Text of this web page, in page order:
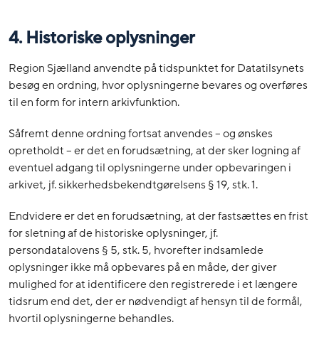
4. Historiske oplysninger
Region Sjælland anvendte på tidspunktet for Datatilsynets
besøg en ordning, hvor oplysningerne bevares og overføres
til en form for intern arkivfunktion.
Såfremt denne ordning fortsat anvendes – og ønskes
opretholdt – er det en forudsætning, at der sker logning af
eventuel adgang til oplysningerne under opbevaringen i
arkivet, jf. sikkerhedsbekendtgørelsens § 19, stk. 1.
Endvidere er det en forudsætning, at der fastsættes en frist
for sletning af de historiske oplysninger, jf.
persondatalovens § 5, stk. 5, hvorefter indsamlede
oplysninger ikke må opbevares på en måde, der giver
mulighed for at identificere den registrerede i et længere
tidsrum end det, der er nødvendigt af hensyn til de formål,
hvortil oplysningerne behandles.